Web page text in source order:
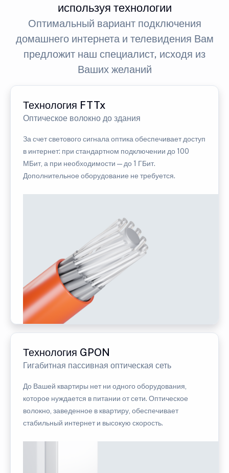
используя технологии
Оптимальный вариант подключения
домашнего интернета и телевидения Вам
предложит наш специалист, исходя из
Ваших желаний
Технология FTTx
Оптическое волокно до здания
За счет светового сигнала оптика обеспечивает доступ
в интернет: при стандартном подключении до 100
МБит, а при необходимости — до 1 ГБит.
Дополнительное оборудование не требуется.
Технология GPON
Гигабитная пассивная оптическая сеть
До Вашей квартиры нет ни одного оборудования,
которое нуждается в питании от сети. Оптическое
волокно, заведенное в квартиру, обеспечивает
стабильный интернет и высокую скорость.